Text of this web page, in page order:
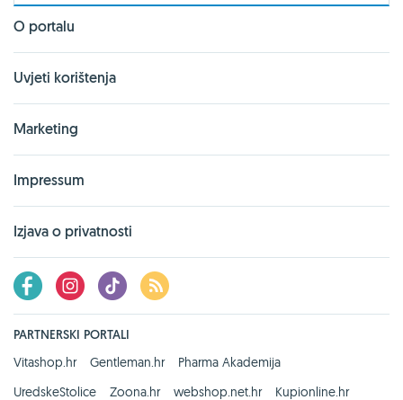
O portalu
Uvjeti korištenja
Marketing
Impressum
Izjava o privatnosti
PARTNERSKI PORTALI
Vitashop.hr
Gentleman.hr
Pharma Akademija
UredskeStolice
Zoona.hr webshop.net.hr Kupionline.hr